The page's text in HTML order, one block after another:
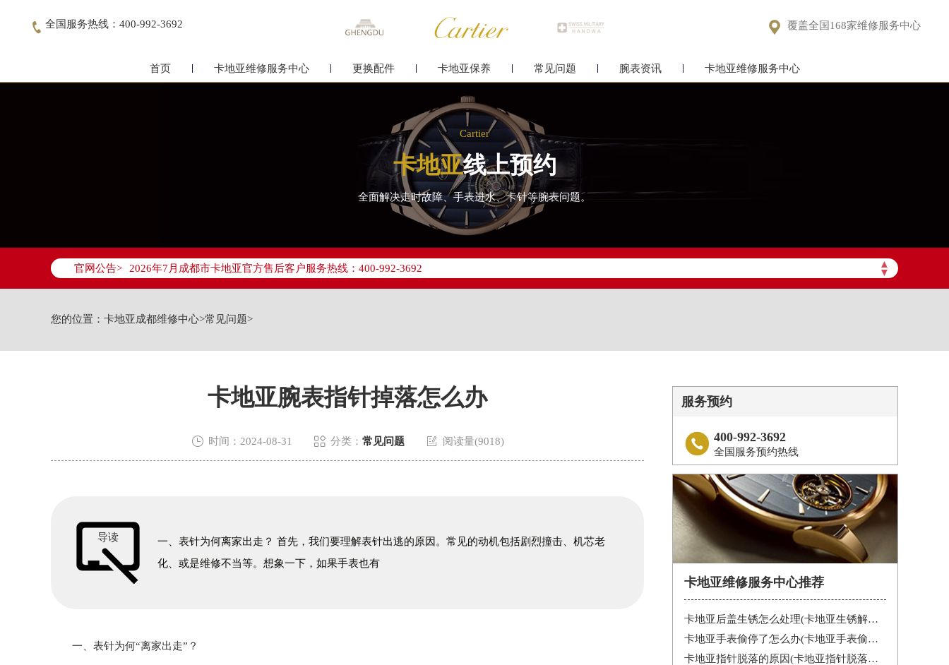
全国服务热线：400-992-3692  覆盖全国168家维修服务中心
首页 卡地亚维修服务中心 更换配件 卡地亚保养 常见问题 腕表资讯 卡地亚维修服务中心
Cartier
卡地亚线上预约
全面解决走时故障、手表进水、卡针等腕表问题。
官网公告> ▲
▼
2026年7月成都市卡地亚官方售后客户服务热线：400-992-3692
2026年7月卡地亚售后服务中心最新网点地址：
成都市锦江区人民东路6号SAC东原中心写字楼24层2406B室（需提前预约）
节假日正常营业！
您的位置： 卡地亚成都维修中心>常见问题>
卡地亚腕表指针掉落怎么办
 时间：2024-08-31  分类： 常见问题  阅读量(9018)
导读
一、表针为何离家出走？ 首先，我们要理解表针出逃的原因。常见的动机包括剧烈撞击、机芯老
化、或是维修不当等。想象一下，如果手表也有
一、表针为何“离家出走”？
服务预约
 400-992-3692
全国服务预约热线
卡地亚维修服务中心推荐
卡地亚后盖生锈怎么处理(卡地亚生锈解决办法)
卡地亚手表偷停了怎么办(卡地亚手表偷停解决办法)
卡地亚指针脱落的原因(卡地亚指针脱落怎么办？)